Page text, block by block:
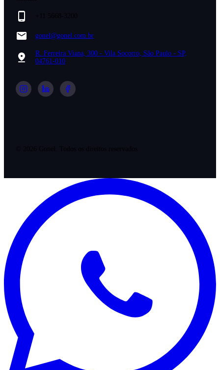
gonel@gonel.com.br
R. Ferreira Viana, 300 - Vila Socorro, São Paulo - SP,
04761-010